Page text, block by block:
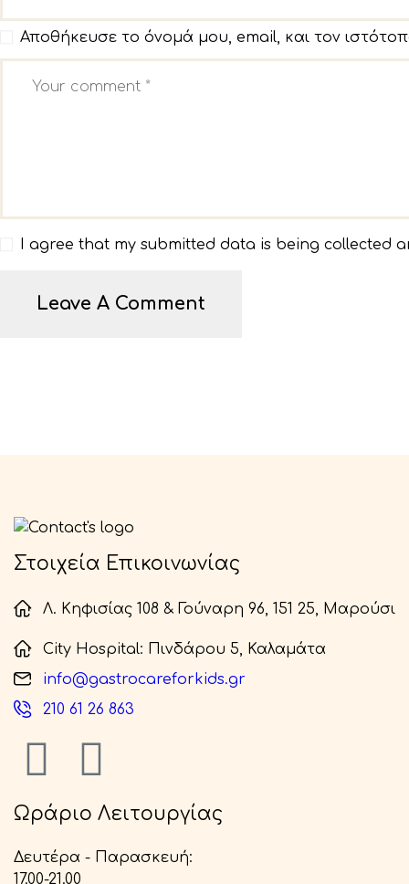
Αποθήκευσε το όνομά μου, email, και τον
I agree that my submitted data is being collected
Στοιχεία Επικοινωνίας
Λ. Κηφισίας 108 & Γούναρη 96, 151 25, Μαρούσι
City Hospital: Πινδάρου 5, Καλαμάτα
info@gastrocareforkids.gr
210 61 26 863
Ωράριο Λειτουργίας
Δευτέρα - Παρασκευή:
17.00-21.00